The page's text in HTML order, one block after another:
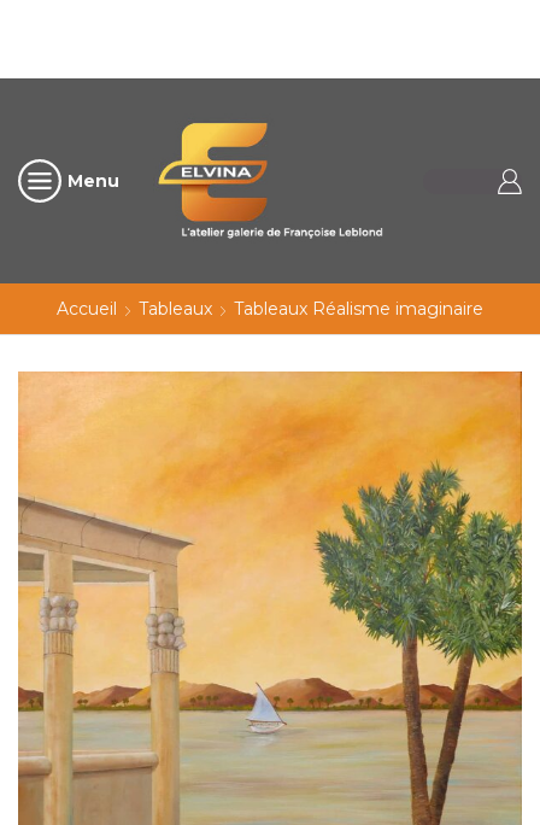
Menu
Accueil Tableaux Tableaux Réalisme imaginaire